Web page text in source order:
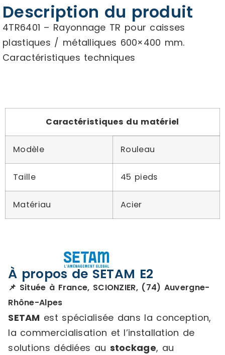
Description du produit
4TR6401 – Rayonnage TR pour caisses
plastiques / métalliques 600×400 mm.
Caractéristiques techniques
Caractéristiques du matériel
Modèle Rouleau
Taille 45 pieds
Matériau Acier
À propos de SETAM E2
📌 Située à France, SCIONZIER, (74) Auvergne-
Rhône-Alpes
SETAM est spécialisée dans la conception,
la commercialisation et l’installation de
solutions dédiées au stockage, au